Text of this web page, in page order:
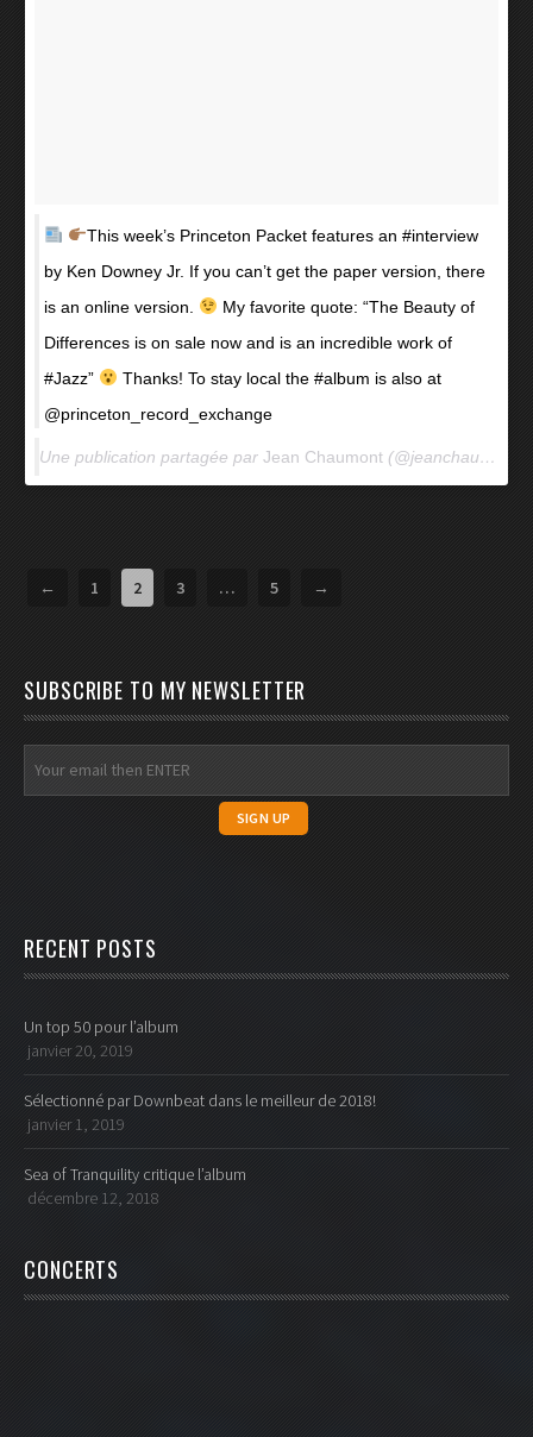
This week’s Princeton Packet features an #interview
by Ken Downey Jr. If you can’t get the paper version, there
is an online version.
My favorite quote: “The Beauty of
Differences is on sale now and is an incredible work of
#Jazz”
Thanks! To stay local the #album is also at
@princeton_record_exchange
Une publication partagée par Jean Chaumont (@jeanchaumont) le
← 1 2 3 … 5 →
SUBSCRIBE TO MY NEWSLETTER
RECENT POSTS
Un top 50 pour l’album
janvier 20, 2019
Sélectionné par Downbeat dans le meilleur de 2018!
janvier 1, 2019
Sea of Tranquility critique l’album
décembre 12, 2018
CONCERTS